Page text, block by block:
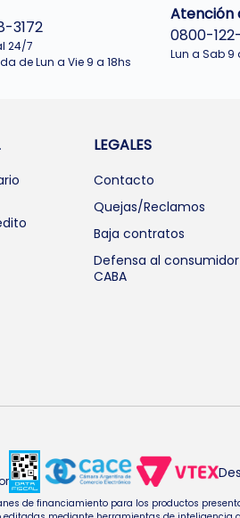
3172
24/7
de Lun a Vie 9 a 18hs
Atención
0800-
Lun a Sab 9
LEGALES
Contacto
Quejas/Reclamos
Baja contratos
Defensa al consumidor
CABA
de financiamiento para los productos